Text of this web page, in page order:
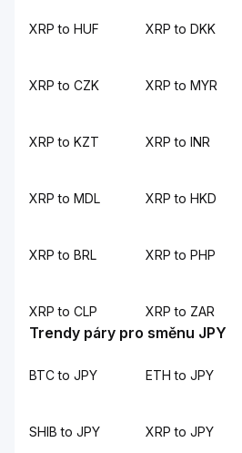
XRP to HUF XRP to DKK
XRP to CZK XRP to MYR
XRP to KZT XRP to INR
XRP to MDL XRP to HKD
XRP to BRL XRP to PHP
XRP to CLP XRP to ZAR
Trendy páry pro směnu JPY
BTC to JPY ETH to JPY
SHIB to JPY XRP to JPY